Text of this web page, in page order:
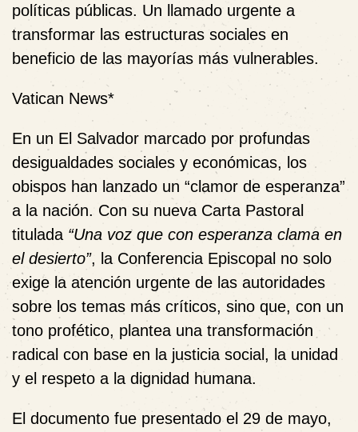
políticas públicas. Un llamado urgente a
transformar las estructuras sociales en
beneficio de las mayorías más vulnerables.
Vatican News*
En un El Salvador marcado por profundas
desigualdades sociales y económicas, los
obispos han lanzado un “clamor de esperanza”
a la nación. Con su nueva Carta Pastoral
titulada “Una voz que con esperanza clama en
el desierto”, la Conferencia Episcopal no solo
exige la atención urgente de las autoridades
sobre los temas más críticos, sino que, con un
tono profético, plantea una transformación
radical con base en la justicia social, la unidad
y el respeto a la dignidad humana.
El documento fue presentado el 29 de mayo,